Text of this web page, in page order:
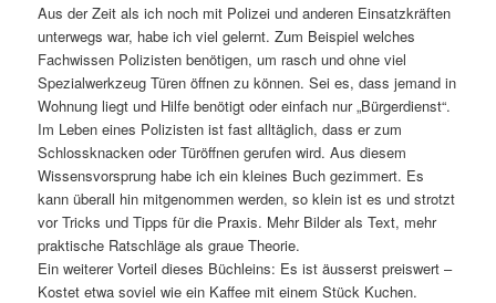
Aus der Zeit als ich noch mit Polizei und anderen Einsatzkräften
unterwegs war, habe ich viel gelernt. Zum Beispiel welches
Fachwissen Polizisten benötigen, um rasch und ohne viel
Spezialwerkzeug Türen öffnen zu können. Sei es, dass jemand in
Wohnung liegt und Hilfe benötigt oder einfach nur „Bürgerdienst“.
Im Leben eines Polizisten ist fast alltäglich, dass er zum
Schlossknacken oder Türöffnen gerufen wird. Aus diesem
Wissensvorsprung habe ich ein kleines Buch gezimmert. Es
kann überall hin mitgenommen werden, so klein ist es und strotzt
vor Tricks und Tipps für die Praxis. Mehr Bilder als Text, mehr
praktische Ratschläge als graue Theorie.
Ein weiterer Vorteil dieses Büchleins: Es ist äusserst preiswert –
Kostet etwa soviel wie ein Kaffee mit einem Stück Kuchen.